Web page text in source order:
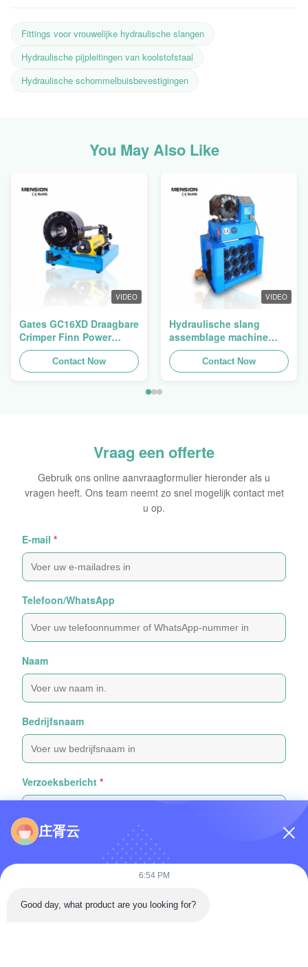
Fittings voor vrouwelijke hydraulische slangen
Hydraulische pijpleitingen van koolstofstaal
Hydraulische schommelbuisbevestigingen
You May Also Like
VIDEO
Gates GC16XD Draagbare
Crimper Finn Power
P16HP Handmatige
Hydraulische Kabel
Crimper te koop
Contact Now
VIDEO
Hydraulische slang
assemblage machine
slang crimping machine
slang pers Finn Power
Swager
Contact Now
Vraag een offerte
Gebruik ons online aanvraagformulier hieronder als u
vragen heeft. Ons team neemt zo snel mogelijk contact met
u op.
E-mail *
Telefoon/WhatsApp
Naam
Bedrijfsnaam
Verzoeksbericht *
Bijvoeg bestanden
庄胥云
6:54 PM
Good day, what product are you looking for?